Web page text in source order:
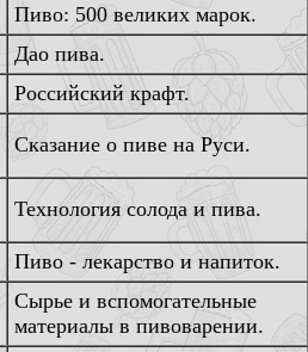
Пиво: 500 великих марок.
Дао пива.
Российский крафт.
Сказание о пиве на Руси.
Технология солода и пива.
Пиво - лекарство и напиток.
Сырье и вспомогательные
материалы в пивоварении.